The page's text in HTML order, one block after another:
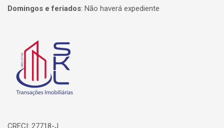
Domingos e feriados: Não haverá expediente
Página inicial
CRECI: 27718-J